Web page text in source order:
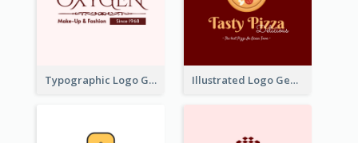
Typographic Logo Generated For Fashion And Make-Up Company Illustrated Logo Generated For Store Selling Pizza